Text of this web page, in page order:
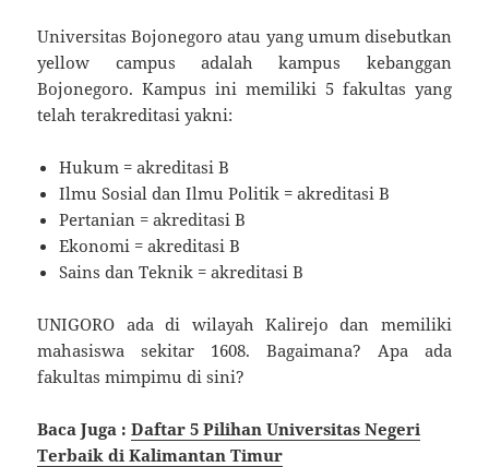
Universitas Bojonegoro atau yang umum disebutkan
yellow campus adalah kampus kebanggan
Bojonegoro. Kampus ini memiliki 5 fakultas yang
telah terakreditasi yakni:
Hukum = akreditasi B
Ilmu Sosial dan Ilmu Politik = akreditasi B
Pertanian = akreditasi B
Ekonomi = akreditasi B
Sains dan Teknik = akreditasi B
UNIGORO ada di wilayah Kalirejo dan memiliki
mahasiswa sekitar 1608. Bagaimana? Apa ada
fakultas mimpimu di sini?
Baca Juga :Daftar 5 Pilihan Universitas Negeri
Terbaik di Kalimantan Timur